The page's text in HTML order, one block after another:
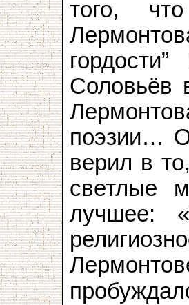
того,
Соловьёв
поэзии…
верил в
светлые
лучшее: